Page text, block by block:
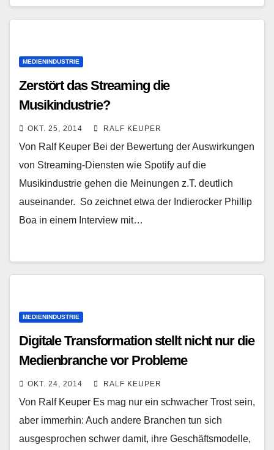
MEDIENINDUSTRIE
Zerstört das Streaming die
Musikindustrie?
OKT. 25, 2014 RALF KEUPER
Von Ralf Keuper Bei der Bewertung der Auswirkungen
von Streaming-Diensten wie Spotify auf die
Musikindustrie gehen die Meinungen z.T. deutlich
auseinander. So zeichnet etwa der Indierocker Phillip
Boa in einem Interview mit…
MEDIENINDUSTRIE
Digitale Transformation stellt nicht nur die
Medienbranche vor Probleme
OKT. 24, 2014 RALF KEUPER
Von Ralf Keuper Es mag nur ein schwacher Trost sein,
aber immerhin: Auch andere Branchen tun sich
ausgesprochen schwer damit, ihre Geschäftsmodelle,